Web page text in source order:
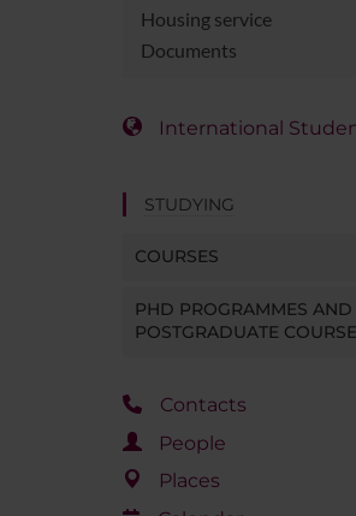
Housing service
Documents
International
STUDYING
COURSES
PHD PROGRAMMES AND
POSTGRADUATE
Contacts
People
Places